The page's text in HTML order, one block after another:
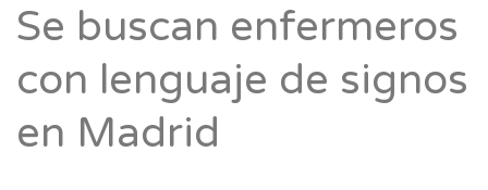
Se buscan enfermeros
con lenguaje de signos
en Madrid